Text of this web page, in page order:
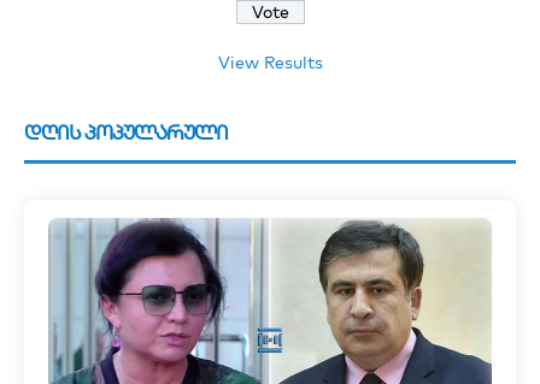
View Results
დღის პოპულარული